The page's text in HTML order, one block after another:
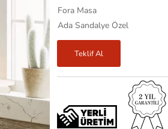
Fora Masa
Ada Sandalye Özel
Teklif Al